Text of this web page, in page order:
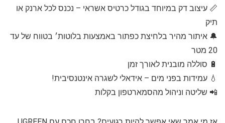
📏 עיצוב דק במיוחד בגודל כרטיס אשראי – נכנס לכל ארנק או
תיק
🔔 איתור מהיר בלחיצת כפתור באמצעות בלוטות׳ בטווח של עד
20 מטר
🔋 סוללה מובנית לאורך זמן
💧 עמידות בפני מים – אידאלי לשגרה אינטנסיבית!
📲 שליטה וניהול מהסמארטפון בקלות